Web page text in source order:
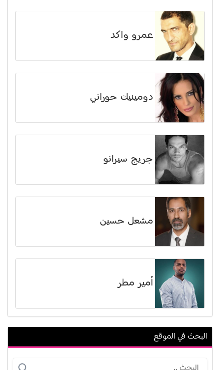
عمرو واكد
دومينيك حوراني
جريج سيرانو
مشعل حسين
أمير مطر
عمر الحداد
البحث في الموقع